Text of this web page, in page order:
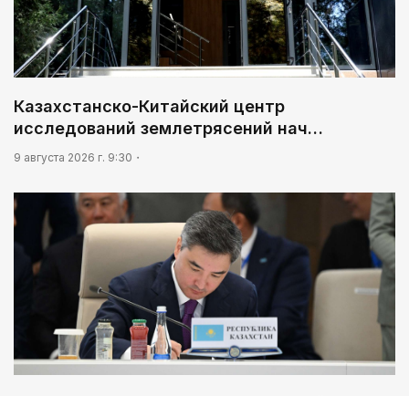
Казахстанско-Китайский центр
исследований землетрясений нач…
9 августа 2026 г. 9:30